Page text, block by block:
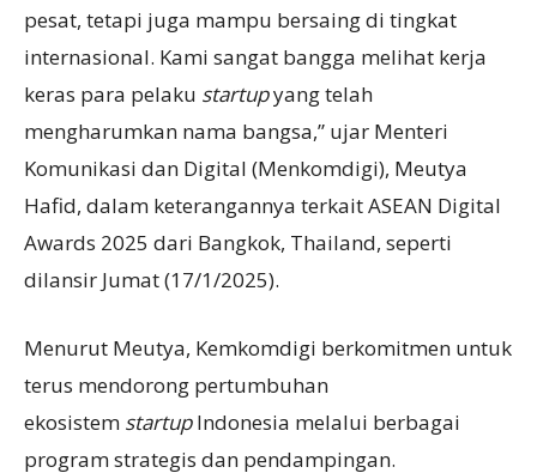
pesat, tetapi juga mampu bersaing di tingkat
internasional. Kami sangat bangga melihat kerja
keras para pelaku startupyang telah
mengharumkan nama bangsa,” ujar Menteri
Komunikasi dan Digital (Menkomdigi), Meutya
Hafid, dalam keterangannya terkait ASEAN Digital
Awards 2025 dari Bangkok, Thailand, seperti
dilansir Jumat (17/1/2025).
Menurut Meutya, Kemkomdigi berkomitmen untuk
terus mendorong pertumbuhan
ekosistem startupIndonesia melalui berbagai
program strategis dan pendampingan.